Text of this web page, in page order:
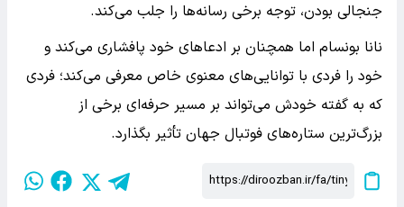
جنجالی بودن، توجه برخی رسانه‌ها را جلب می‌کند.
نانا بونسام اما همچنان بر ادعاهای خود پافشاری می‌کند و
خود را فردی با توانایی‌های معنوی خاص معرفی می‌کند؛ فردی
که به گفته خودش می‌تواند بر مسیر حرفه‌ای برخی از
بزرگ‌ترین ستاره‌های فوتبال جهان تأثیر بگذارد.